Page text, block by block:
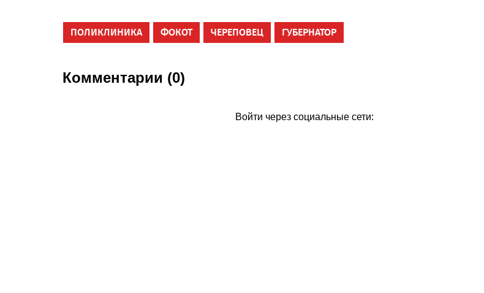
ПОЛИКЛИНИКА ФОКОТ ЧЕРЕПОВЕЦ ГУБЕРНАТОР
Комментарии (0)
Войти через социальные сети: